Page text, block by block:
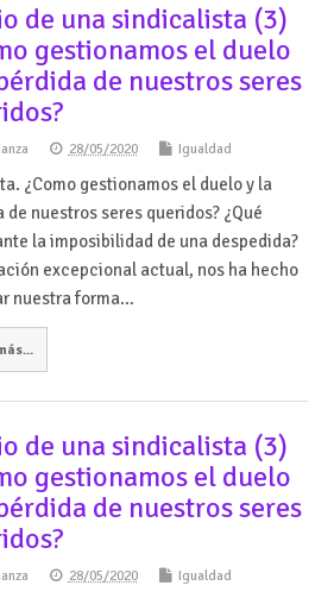
de una sindicalista (3)
gestionamos el duelo
de nuestros seres
28/05/2020 Igualdad
¿Como gestionamos el duelo y la
de nuestros seres queridos? ¿Qué
la imposibilidad de una despedida?
excepcional actual, nos ha hecho
nuestra forma…
de una sindicalista (3)
gestionamos el duelo
de nuestros seres
28/05/2020 Igualdad